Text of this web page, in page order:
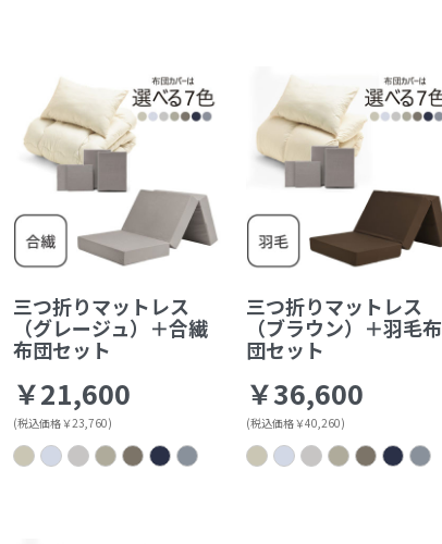
三つ折りマットレス
（グレージュ）＋合繊
布団セット
￥21,600
(税込価格￥23,760)
三つ折りマットレス
（ブラウン）＋羽毛布
団セット
￥36,600
(税込価格￥40,260)